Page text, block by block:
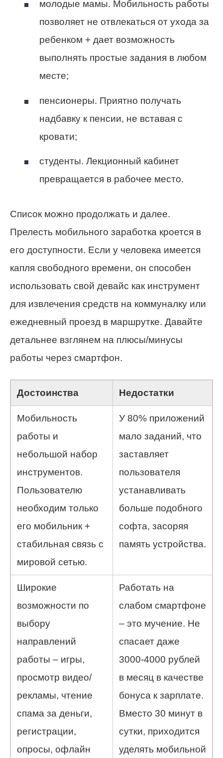
молодые мамы. Мобильность работы
позволяет не отвлекаться от ухода за
ребенком + дает возможность
выполнять простые задания в любом
месте;
пенсионеры. Приятно получать
надбавку к пенсии, не вставая с
кровати;
студенты. Лекционный кабинет
превращается в рабочее место.
Список можно продолжать и далее.
Прелесть мобильного заработка кроется в
его доступности. Если у человека имеется
капля свободного времени, он способен
использовать свой девайс как инструмент
для извлечения средств на коммуналку или
ежедневный проезд в маршрутке. Давайте
детальнее взглянем на плюсы/минусы
работы через смартфон.
Достоинства Недостатки
Мобильность
работы и
небольшой набор
инструментов.
Пользователю
необходим только
его мобильник +
стабильная связь с
мировой сетью.
У 80% приложений
мало заданий, что
заставляет
пользователя
устанавливать
больше подобного
софта, засоряя
память устройства.
Широкие
возможности по
выбору
направлений
работы – игры,
просмотр видео/
рекламы, чтение
спама за деньги,
регистрации,
опросы, офлайн
Работать на
слабом смартфоне
– это мучение. Не
спасает даже
3000-4000 рублей
в месяц в качестве
бонуса к зарплате.
Вместо 30 минут в
сутки, приходится
уделять мобильной